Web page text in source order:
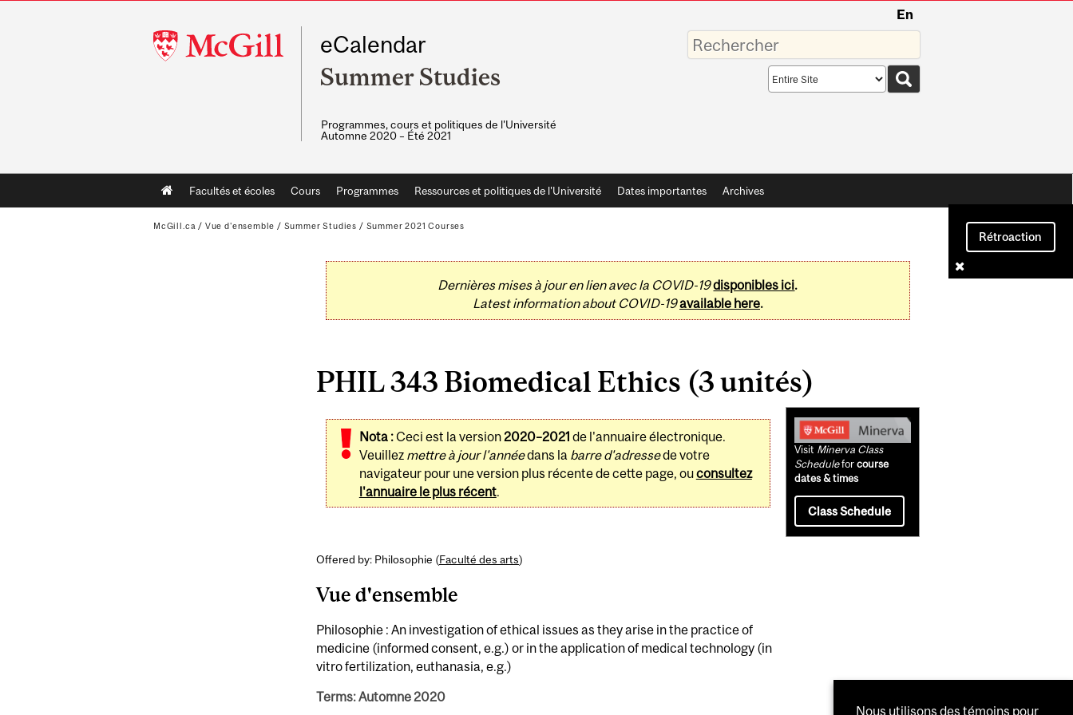
McGill
University
En
eCalendar
Summer Studies
Programmes, cours et politiques de l'Université
Automne 2020 – Été 2021
Saisissez
vos
mots-
Search
scope
Main
navigation
Facultés et écoles Cours Programmes Ressources et politiques de l'Université Dates importantes Archives
Rétroaction
McGill.ca / Vue d'ensemble / Summer Studies / Summer 2021 Courses
Dernières mises à jour en lien avec la COVID-19disponibles ici.
Latest information about COVID-19available here.
PHIL 343 Biomedical Ethics (3 unités)
Nota :Ceci est la version2020–2021 de l'annuaire électronique.
Veuillez mettre à jour l'annéedans la barre d'adressede votre
navigateur pour une version plus récente de cette page, ouconsultez
l'annuaire le plus récent.
Offered by: Philosophie (Faculté des arts)
Vue d'ensemble
Philosophie : An investigation of ethical issues as they arise in the practice of
medicine (informed consent, e.g.) or in the application of medical technology (in
vitro fertilization, euthanasia, e.g.)
Terms: Automne 2020
Related
Content
Visit Minerva Class
Scheduleforcourse
dates & times
Class Schedule
Nous utilisons des témoins pour